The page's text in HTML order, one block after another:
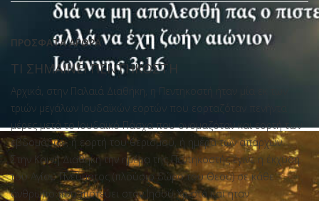
4
ΠΡΌΣΦΑΤΑ ΆΡΘΡΑ
ΤΙ ΣΗΜΑΙΝΕΙ ΠΕΝΤΗΚΟΣΤΗ
Αρχικά, στην Παλαιά Διαθήκη, η Πεντηκοστή ήταν μία εκ των
τριών μεγάλων Ιουδαϊκών εορτών που εορταζόταν πενήντα
μέρες μετά το Ιουδαϊκό Πάσχα που ονομαζόταν και εορτή των
εβδομάδων, ή εορτή του θερισμού, ή ημέρα των απαρχών.
Στην Καινή Διαθήκη την ημέρα της Πεντηκοστής έγινε η έκχυση
του Αγίου Πνεύματος (πλούσιο δώρο του Θεού) σε κάθε
άνθρωπο που πιστεύει στον Ιησού Χριστό και ήταν